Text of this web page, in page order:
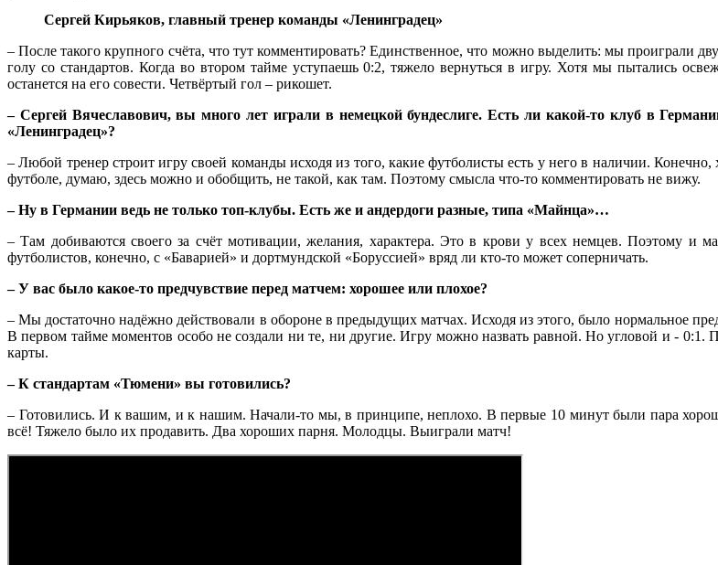
Сергей Кирьяков, главный тренер команды «Ленинградец»
– После такого крупного счёта, что тут комментировать? Единственное, что можно выделить: мы проиграли
голу со стандартов. Когда во втором тайме уступаешь 0:2, тяжело вернуться в игру. Хотя мы пытались
останется на его совести. Четвёртый гол – рикошет.
– Сергей Вячеславович, вы много лет играли в немецкой бундеслиге. Есть ли какой-то клуб в
«Ленинградец»?
– Любой тренер строит игру своей команды исходя из того, какие футболисты есть у него в наличии.
футболе, думаю, здесь можно и обобщить, не такой, как там. Поэтому смысла что-то комментировать не вижу.
– Ну в Германии ведь не только топ-клубы. Есть же и андердоги разные, типа «Майнца»…
– Там добиваются своего за счёт мотивации, желания, характера. Это в крови у всех немцев. Поэтому и
футболистов, конечно, с «Баварией» и дортмундской «Боруссией» вряд ли кто-то может соперничать.
– У вас было какое-то предчувствие перед матчем: хорошее или плохое?
– Мы достаточно надёжно действовали в обороне в предыдущих матчах. Исходя из этого, было нормальное
В первом тайме моментов особо не создали ни те, ни другие. Игру можно назвать равной. Но угловой и - 0:1.
карты.
– К стандартам «Тюмени» вы готовились?
– Готовились. И к вашим, и к нашим. Начали-то мы, в принципе, неплохо. В первые 10 минут были пара
всё! Тяжело было их продавить. Два хороших парня. Молодцы. Выиграли матч!